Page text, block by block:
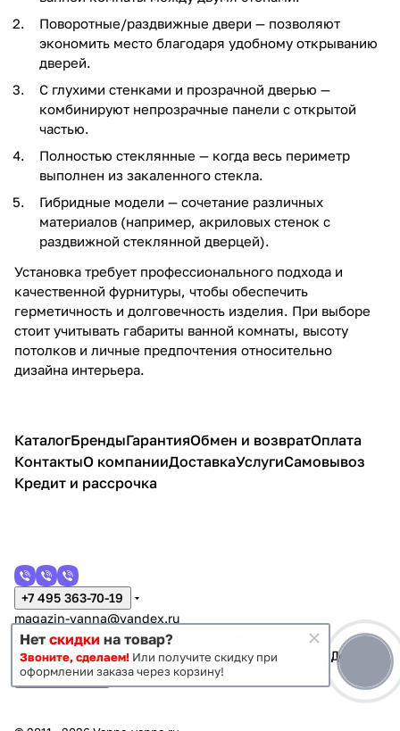
Поворотные/раздвижные двери — позволяют
экономить место благодаря удобному открыванию
дверей.
С глухими стенками и прозрачной дверью —
комбинируют непрозрачные панели с открытой
частью.
Полностью стеклянные — когда весь периметр
выполнен из закаленного стекла.
Гибридные модели — сочетание различных
материалов (например, акриловых стенок с
раздвижной стеклянной дверцей).
Установка требует профессионального подхода и
качественной фурнитуры, чтобы обеспечить
герметичность и долговечность изделия. При выборе
стоит учитывать габариты ванной комнаты, высоту
потолков и личные предпочтения относительно
дизайна интерьера.
КаталогБрендыГарантияОбмен и возвратОплата
КонтактыО компанииДоставкаУслугиСамовывоз
Кредит и рассрочка
+7 495 363-70-19
magazin-vanna@yandex.ru
г. Москва, Митино, улица Пятницкое шоссе 47
Темная тема Конфиденциальность
Нет скидки на товар?
Звоните, сделаем! Или получите скидку при
оформлении заказа через корзину!